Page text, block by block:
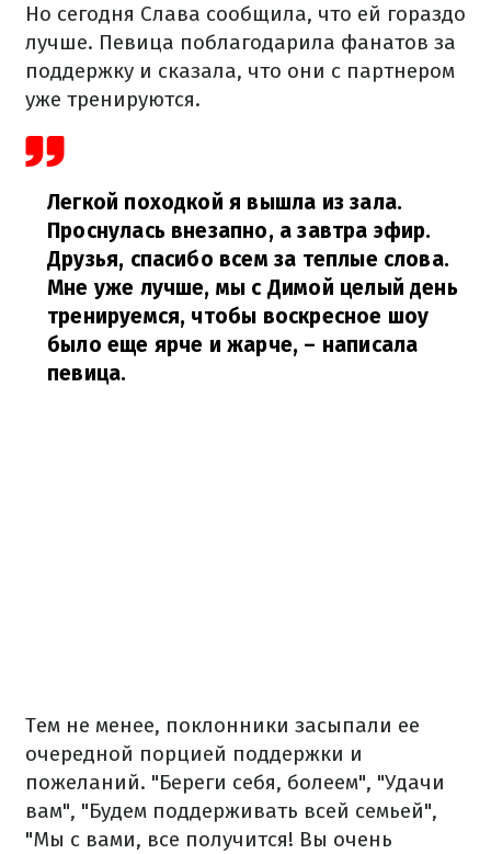
Но сегодня Слава сообщила, что ей гораздо
лучше. Певица поблагодарила фанатов за
поддержку и сказала, что они с партнером
уже тренируются.
Легкой походкой я вышла из зала.
Проснулась внезапно, а завтра эфир.
Друзья, спасибо всем за теплые слова.
Мне уже лучше, мы с Димой целый день
тренируемся, чтобы воскресное шоу
было еще ярче и жарче, – написала
певица.
Тем не менее, поклонники засыпали ее
очередной порцией поддержки и
пожеланий. "Береги себя, болеем", "Удачи
вам", "Будем поддерживать всей семьей",
"Мы с вами, все получится! Вы очень